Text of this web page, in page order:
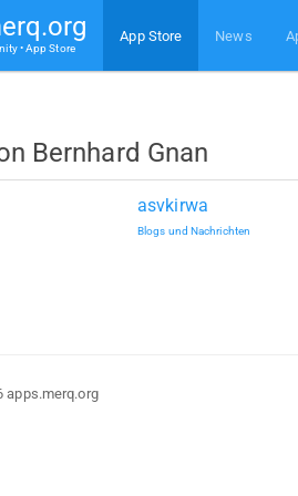
• App Store
App Store News
Bernhard Gnan
asvkirwa
Blogs und Nachrichten
apps.merq.org